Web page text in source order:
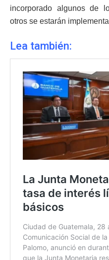
incorporado algunos de
otros se estarán
Lea también: